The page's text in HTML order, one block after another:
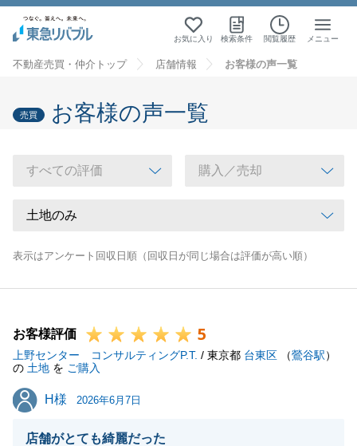
お気に入り 検索条件 閲覧履歴 メニュー
不動産売買・仲介トップ 店舗情報 お客様の声一覧
売買 お客様の声一覧
表示はアンケート回収日順（回収日が同じ場合は評価が高い順）
お客様評価 5
上野センター コンサルティングP.T. / 東京都 台東区 （鶯谷駅）
の 土地 を ご購入
H様
H様 2026年6月7日
店舗がとても綺麗だった